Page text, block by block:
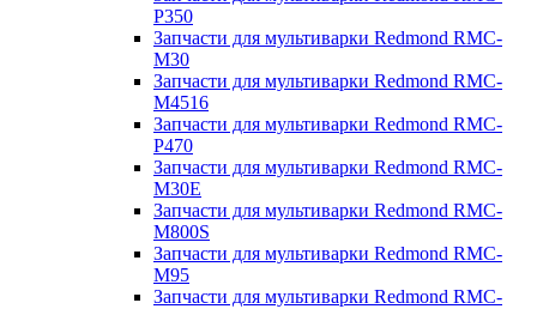
P350
Запчасти для мультиварки Redmond RMC-
M30
Запчасти для мультиварки Redmond RMC-
M4516
Запчасти для мультиварки Redmond RMC-
P470
Запчасти для мультиварки Redmond RMC-
M30E
Запчасти для мультиварки Redmond RMC-
M800S
Запчасти для мультиварки Redmond RMC-
M95
Запчасти для мультиварки Redmond RMC-